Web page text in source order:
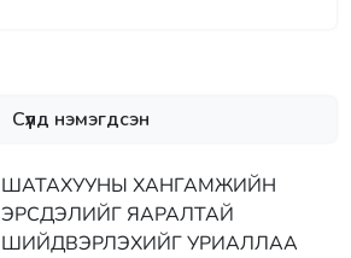
Сүүлд нэмэгдсэн
ШАТАХУУНЫ ХАНГАМЖИЙН
ЭРСДЭЛИЙГ ЯАРАЛТАЙ
ШИЙДВЭРЛЭХИЙГ УРИАЛЛАА